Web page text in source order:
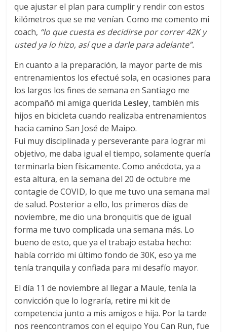
que ajustar el plan para cumplir y rendir con estos
kilómetros que se me venían. Como me comento mi
coach, “lo que cuesta es decidirse por correr 42K y
usted ya lo hizo, así que a darle para adelante”.
En cuanto a la preparación, la mayor parte de mis
entrenamientos los efectué sola, en ocasiones para
los largos los fines de semana en Santiago me
acompañó mi amiga querida Lesley, también mis
hijos en bicicleta cuando realizaba entrenamientos
hacia camino San José de Maipo.
Fui muy disciplinada y perseverante para lograr mi
objetivo, me daba igual el tiempo, solamente quería
terminarla bien físicamente. Como anécdota, ya a
esta altura, en la semana del 20 de octubre me
contagie de COVID, lo que me tuvo una semana mal
de salud. Posterior a ello, los primeros días de
noviembre, me dio una bronquitis que de igual
forma me tuvo complicada una semana más. Lo
bueno de esto, que ya el trabajo estaba hecho:
había corrido mi último fondo de 30K, eso ya me
tenía tranquila y confiada para mi desafío mayor.
El día 11 de noviembre al llegar a Maule, tenía la
convicción que lo lograría, retire mi kit de
competencia junto a mis amigos e hija. Por la tarde
nos reencontramos con el equipo You Can Run, fue